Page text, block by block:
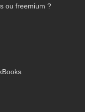
ou freemium ?